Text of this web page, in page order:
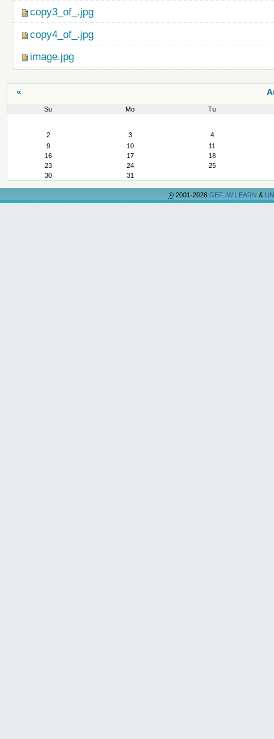
copy3_of_.jpg
copy4_of_.jpg
image.jpg
«
Su Mo Tu
2 3
4
9
10
11
16
17
18
23
24
25
30
31
©2001-2026 GEF IW:LEARN &